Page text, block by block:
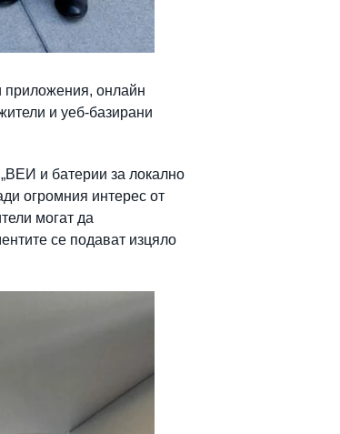
приложения, онлайн
и уеб-базирани
и батерии за локално
огромния интерес от
могат да
се подават изцяло